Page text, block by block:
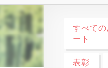
すべて
ート
表彰